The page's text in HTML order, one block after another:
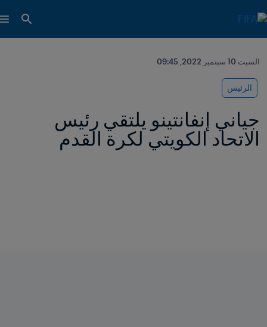
السبت 10 سبتمبر 2022, 09:45
الرئيس
الاتحاد الكويتي لكرة القدم